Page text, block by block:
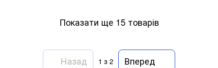
Показати ще 15 товарів
Назад 1 з 2 Вперед